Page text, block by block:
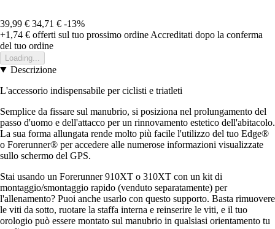
39,99 € 34,71 € -13%
+1,74 € offerti sul tuo prossimo ordine Accreditati dopo la conferma
del tuo ordine
Loading...
Descrizione
L'accessorio indispensabile per ciclisti e triatleti
Semplice da fissare sul manubrio, si posiziona nel prolungamento del
passo d'uomo e dell'attacco per un rinnovamento estetico dell'abitacolo.
La sua forma allungata rende molto più facile l'utilizzo del tuo Edge®
o Forerunner® per accedere alle numerose informazioni visualizzate
sullo schermo del GPS.
Stai usando un Forerunner 910XT o 310XT con un kit di
montaggio/smontaggio rapido (venduto separatamente) per
l'allenamento? Puoi anche usarlo con questo supporto. Basta rimuovere
le viti da sotto, ruotare la staffa interna e reinserire le viti, e il tuo
orologio può essere montato sul manubrio in qualsiasi orientamento tu